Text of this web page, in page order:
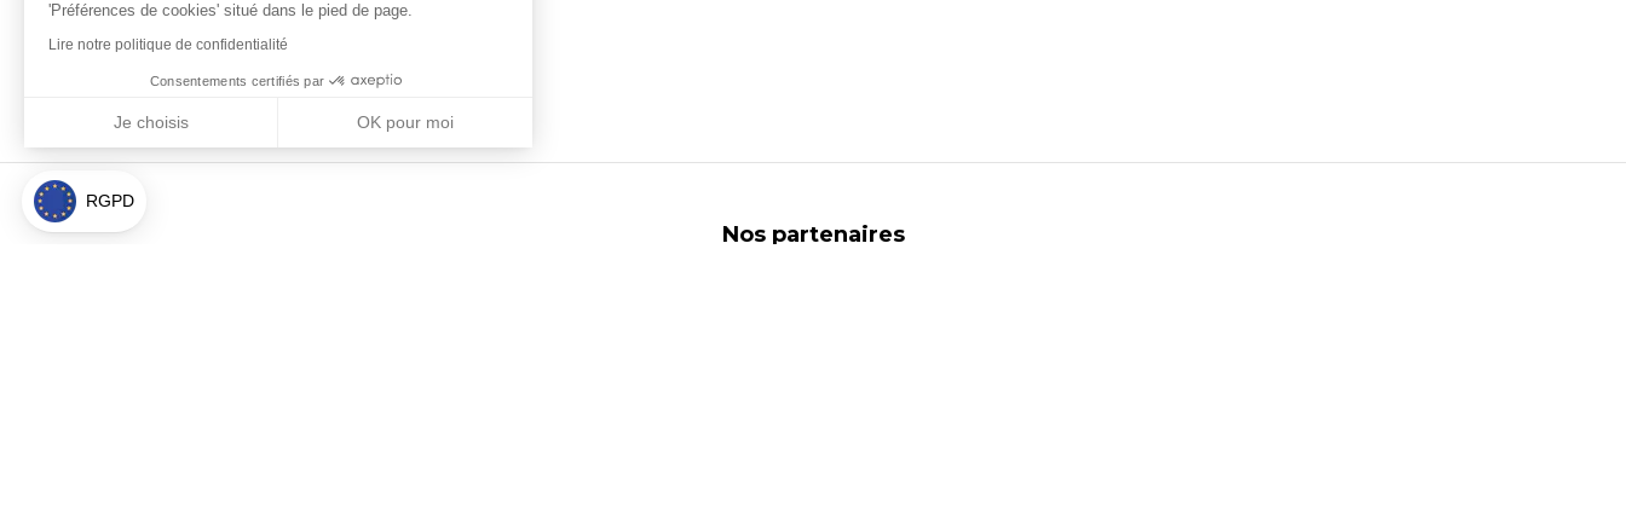
'Préférences de cookies' situé dans le pied de page.
Lire notre politique de confidentialité
Consentements certifiés par
Je choisis
OK pour moi
Axeptio consent
Plateforme de Gestion du Consentement : Personnalisez vos Options
Notre plateforme vous permet d'adapter et de gérer vos paramètres de confidentialité, en garantissant la conformité avec les réglementations. Personnalisez vos préférences pour contrôler la manière dont
RGPD
Nos partenaires